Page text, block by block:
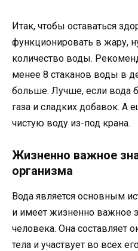
Итак, чтобы оставаться
функционировать в жару,
количество воды.
менее 8 стаканов воды в
больше. Лучше, если вода
газа и сладких добавок. А
чистую воду из-под крана.
Жизненно важное
организма
Вода является основным
и имеет жизненно важное
человека. Она составляет
тела и участвует во всех